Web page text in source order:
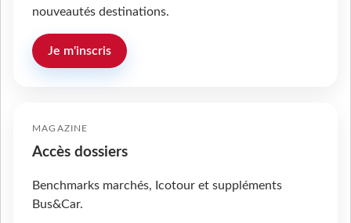
nouveautés destinations.
Je m'inscris
MAGAZINE
Accès dossiers
Benchmarks marchés, Icotour et suppléments
Bus&Car.